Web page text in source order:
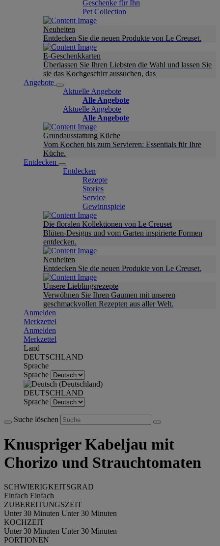
Geschenke für Ihn
Pet Collection
Neuheiten
Entdecken Sie die neuen Produkte von Le Creuset.
E-Geschenkkarten
Überlassen Sie Ihren Liebsten die Wahl und lassen Sie
sie das Kochgeschirr aussuchen, das
Angebote
Aktuelle Angebote
Alle Angebote
Aktuelle Angebote
Alle Angebote
Grundausstattung Küche
Vom Kochen bis zum Servieren: Essentials für Ihre
Küche.
Entdecken
Entdecken
Rezepte
Stories
Service
Gewinnspiele
Die floralen Kollektionen von Le Creuset
Blüten-Designs und vom Garten inspirierte Formen
entdecken.
Neuheiten
Entdecken Sie die neuen Produkte von Le Creuset.
Unsere Lieblingsrezepte
Verwöhnen Sie Ihren Gaumen mit unseren
geschmackvollen Rezepten aus aller Welt.
Anmelden
Merkzettel
Anmelden
Merkzettel
Land
DEUTSCHLAND
Sprache
Sprache
DEUTSCHLAND
Sprache
Suche löschen
Knuspriger Kabeljau mit
Chorizo und Strauchtomaten
SCHWIERIGKEITSGRAD
Einfach Einfach
ZUBEREITUNGSZEIT
Unter 30 Minuten Unter 30 Minuten
KOCHZEIT
Unter 30 Minuten Unter 30 Minuten
PORTIONEN